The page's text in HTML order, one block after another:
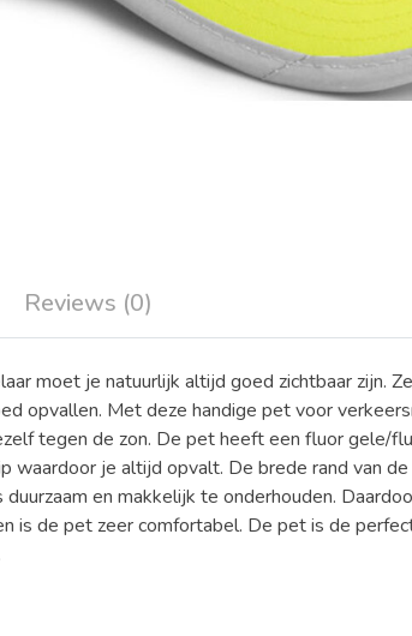
Reviews (0)
moet je natuurlijk altijd goed zichtbaar zijn.
opvallen. Met deze handige pet voor
tegen de zon. De pet heeft een fluor gele/
waardoor je altijd opvalt. De brede rand van
en makkelijk te onderhouden.
is de pet zeer comfortabel. De pet is de